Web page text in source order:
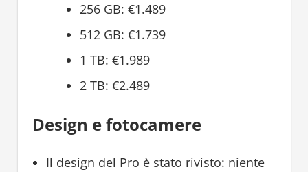
256 GB: €1.489
512 GB: €1.739
1 TB: €1.989
2 TB: €2.489
Design e fotocamere
Il design del Pro è stato rivisto: niente